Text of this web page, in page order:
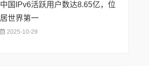
中国IPv6活跃用户数达8.65亿，位
居世界第一
2025-10-29